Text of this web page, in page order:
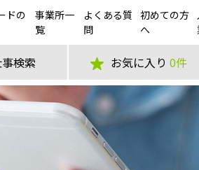
ドの
事業所一
覧
よくある質
問
初めての方
へ
検索 お気に入り 0件